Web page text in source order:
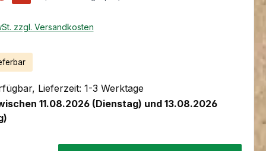
zzgl. Versandkosten
Lieferzeit: 1-3 Werktage
11.08.2026 (Dienstag) und 13.08.2026